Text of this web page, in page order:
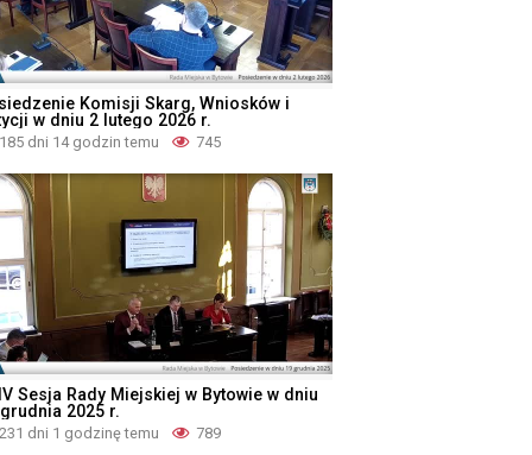
Komisji Skarg, Wniosków i
w dniu 2 lutego 2026 r.
185 dni 14 godzin temu 745
Sesja Rady Miejskiej w Bytowie w dniu
2025 r.
231 dni 1 godzinę temu 789